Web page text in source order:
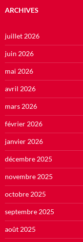
ARCHIVES
juillet 2026
juin 2026
mai 2026
avril 2026
mars 2026
février 2026
janvier 2026
décembre 2025
novembre 2025
octobre 2025
septembre 2025
août 2025